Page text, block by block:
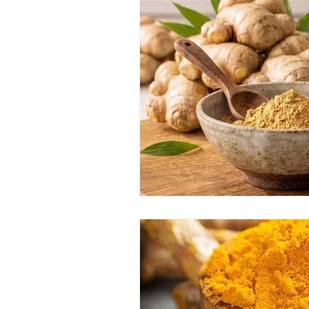
tratamiento corporal matcha
ritual corporal de matcha
pekin ginger ritual